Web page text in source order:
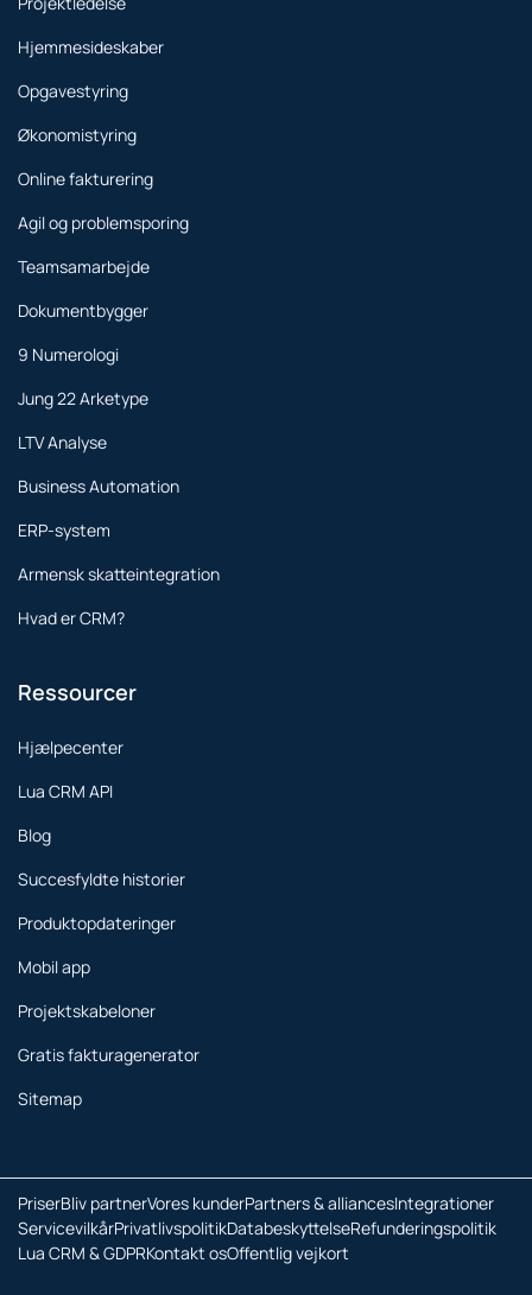
Hjemmesideskaber
Opgavestyring
Økonomistyring
Online fakturering
Agil og problemsporing
Teamsamarbejde
Dokumentbygger
9 Numerologi
Jung 22 Arketype
LTV Analyse
Business Automation
ERP-system
Armensk skatteintegration
Hvad er CRM?
Ressourcer
Hjælpecenter
Lua CRM API
Blog
Succesfyldte historier
Produktopdateringer
Mobil app
Projektskabeloner
Gratis fakturagenerator
Sitemap
PriserBliv partnerVores kunderPartners & alliancesIntegrationer
ServicevilkårPrivatlivspolitikDatabeskyttelseRefunderingspolitik
Lua CRM & GDPRKontakt osOffentlig vejkort